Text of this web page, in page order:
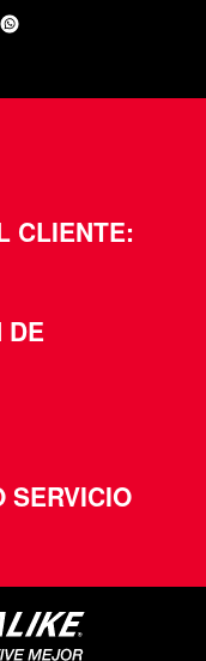
WhatsApp
CLIENTE:
DE
SERVICIO